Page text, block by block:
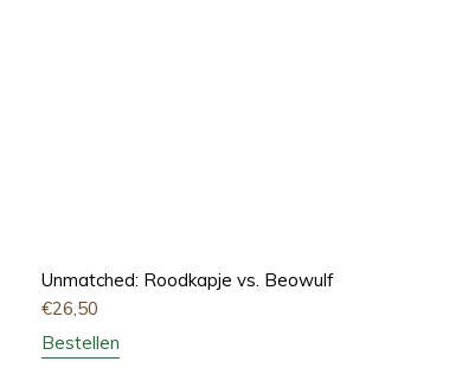
Unmatched: Roodkapje vs. Beowulf
€26,50
Bestellen